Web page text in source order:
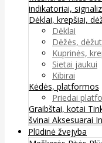
indikatoriai,
Dėklai, krepšiai,
Dėklai
Dėžės,
Kuprinės,
Sietai jaukui
Kibirai
Kėdės, platformos
Priedai
Graibštai, kotai
švinai Aksesuarai
Plūdinė žvejyba